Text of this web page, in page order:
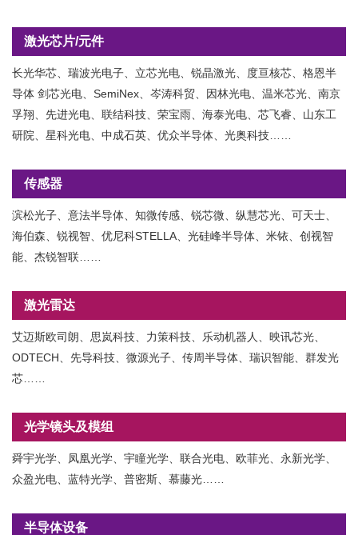
激光芯片/元件
长光华芯、瑞波光电子、立芯光电、锐晶激光、度亘核芯、格恩半
导体 剑芯光电、SemiNex、岑涛科贸、因林光电、温米芯光、南京
孚翔、先进光电、联结科技、荣宝雨、海泰光电、芯飞睿、山东工
研院、星科光电、中成石英、优众半导体、光奥科技……
传感器
滨松光子、意法半导体、知微传感、锐芯微、纵慧芯光、可天士、
海伯森、锐视智、优尼科STELLA、光硅峰半导体、米铱、创视智
能、杰锐智联……
激光雷达
艾迈斯欧司朗、思岚科技、力策科技、乐动机器人、映讯芯光、
ODTECH、先导科技、微源光子、传周半导体、瑞识智能、群发光
芯……
光学镜头及模组
舜宇光学、凤凰光学、宇瞳光学、联合光电、欧菲光、永新光学、
众盈光电、蓝特光学、普密斯、慕藤光……
半导体设备